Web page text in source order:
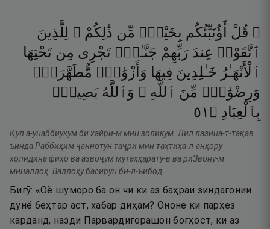
۞ قُلْ أَؤُنَبِّئُكُم بِخَيْرٍۢ مِّن ذَٰلِكُمْ ۚ لِلَّذِينَ
ٱتَّقَوْا۟ عِندَ رَبِّهِمْ جَنَّـٰتٌۭ تَجْرِى مِن تَحْتِهَا
ٱلْأَنْهَـٰرُ خَـٰلِدِينَ فِيهَا وَأَزْوَٰجٌۭ مُّطَهَّرَةٌۭ
وَرِضْوَٰنٌۭ مِّنَ ٱللَّهِ ۗ وَٱللَّهُ بَصِيرٌۢ
بِٱلْعِبَادِ ۝ ١٥
Қул а-унаббиукум би хайри-м мин золикум. Лил лазина-т-тақав
ъинда Раббиҳим ҷаннотун таҷри мин таҳтиҳа-л-анҳору
холидина фиҳо ва азвоҷум мутаҳҳарату-в ва риЗвону-м
миналлоҳ. Валлоҳу басирун би-л-ъибод.
Бигӯ: «Оё шуморо ба он чи ки аз баҳраи зиндагонии
дунё беҳтар аст, хабар диҳам? Ононе ки парҳез
карданд, назди Парвардигорашон боғҳост, ки аз